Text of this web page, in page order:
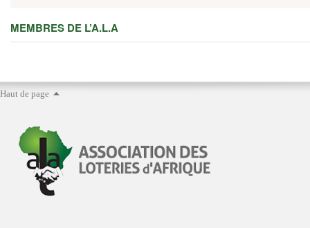
MEMBRES DE L’A.L.A
Haut de page